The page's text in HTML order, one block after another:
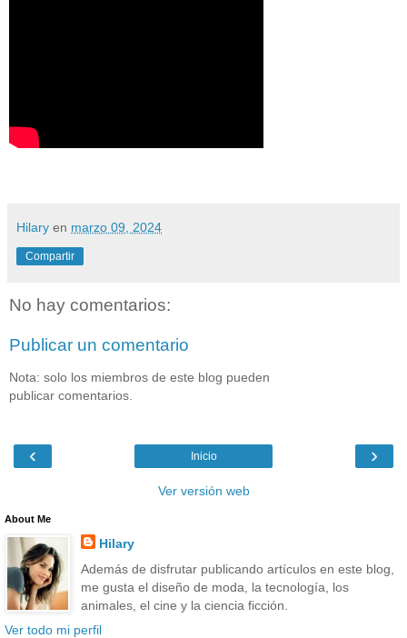
Hilary en marzo 09, 2024
Compartir
No hay comentarios:
Publicar un comentario
Nota: solo los miembros de este blog pueden
publicar comentarios.
‹ ›
Inicio
Ver versión web
About Me
Hilary
Además de disfrutar publicando artículos en este blog,
me gusta el diseño de moda, la tecnología, los
animales, el cine y la ciencia ficción.
Ver todo mi perfil